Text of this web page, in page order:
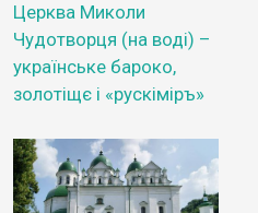
Церква Миколи
Чудотворця (на воді) –
українське бароко,
золотіщє і «рускіміръ»